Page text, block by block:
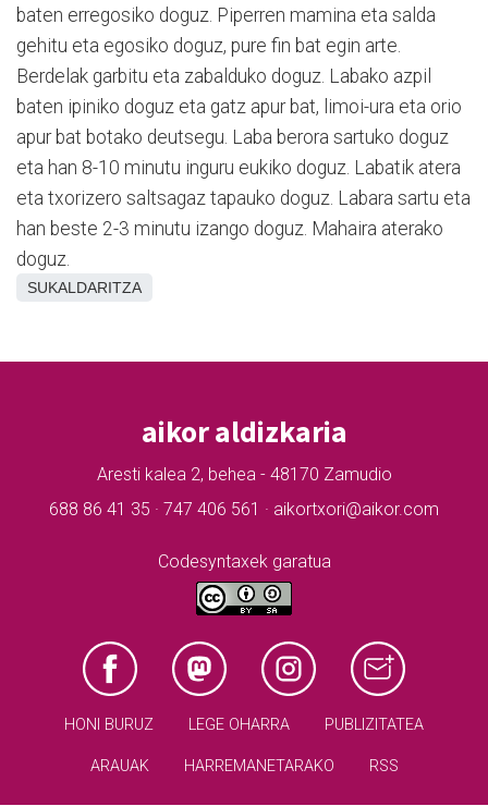
baten erregosiko doguz. Piperren mamina eta salda
gehitu eta egosiko doguz, pure fin bat egin arte.
Berdelak garbitu eta zabalduko doguz. Labako azpil
baten ipiniko doguz eta gatz apur bat, limoi-ura eta orio
apur bat botako deutsegu. Laba berora sartuko doguz
eta han 8-10 minutu inguru eukiko doguz. Labatik atera
eta txorizero saltsagaz tapauko doguz. Labara sartu eta
han beste 2-3 minutu izango doguz. Mahaira aterako
doguz.
SUKALDARITZA
aikor aldizkaria
Aresti kalea 2, behea - 48170 Zamudio
688 86 41 35 · 747 406 561 · aikortxori@aikor.com
Codesyntaxek garatua
HONI BURUZ LEGE OHARRA PUBLIZITATEA
ARAUAK HARREMANETARAKO RSS